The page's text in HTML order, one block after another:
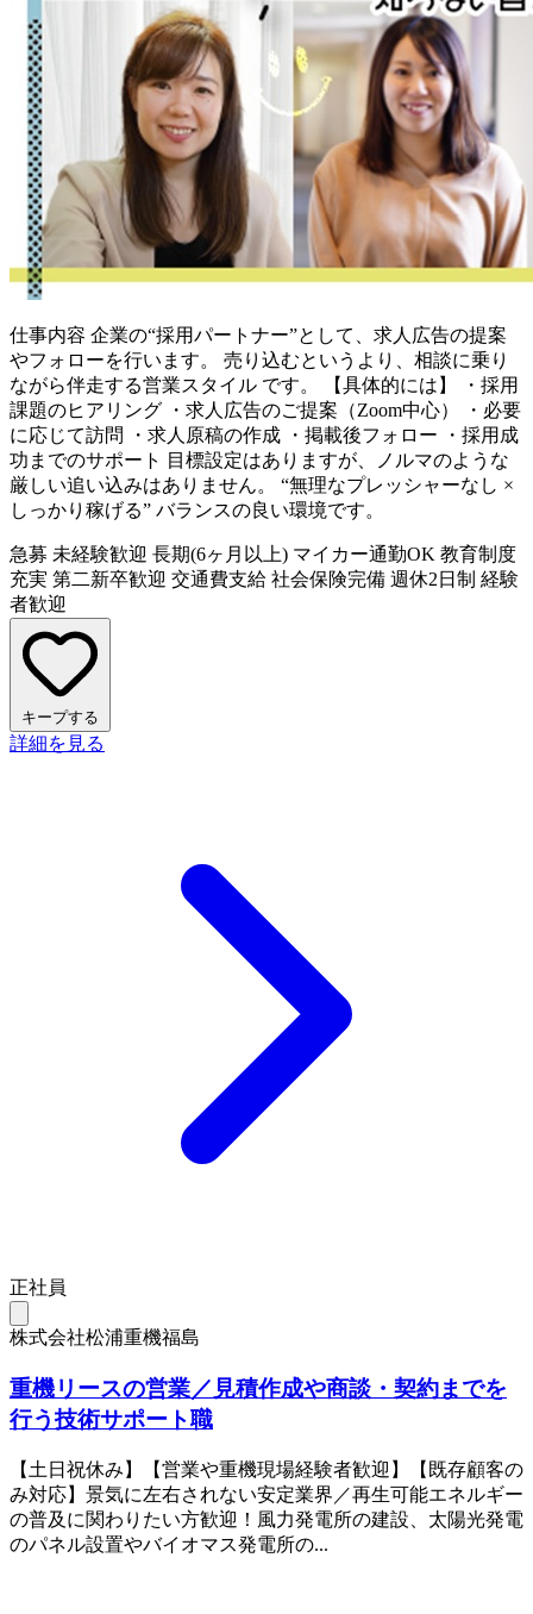
仕事内容 企業の“採用パートナー”として、求人広告の提案
やフォローを行います。 売り込むというより、相談に乗り
ながら伴走する営業スタイル です。 【具体的には】 ・採用
課題のヒアリング ・求人広告のご提案（Zoom中心） ・必要
に応じて訪問 ・求人原稿の作成 ・掲載後フォロー ・採用成
功までのサポート 目標設定はありますが、ノルマのような
厳しい追い込みはありません。 “無理なプレッシャーなし ×
しっかり稼げる” バランスの良い環境です。
急募 未経験歓迎 長期(6ヶ月以上) マイカー通勤OK 教育制度
充実 第二新卒歓迎 交通費支給 社会保険完備 週休2日制 経験
者歓迎
キープする
詳細を見る
正社員
株式会社松浦重機福島
重機リースの営業／見積作成や商談・契約までを
行う技術サポート職
【土日祝休み】【営業や重機現場経験者歓迎】【既存顧客の
み対応】景気に左右されない安定業界／再生可能エネルギー
の普及に関わりたい方歓迎！風力発電所の建設、太陽光発電
のパネル設置やバイオマス発電所の...